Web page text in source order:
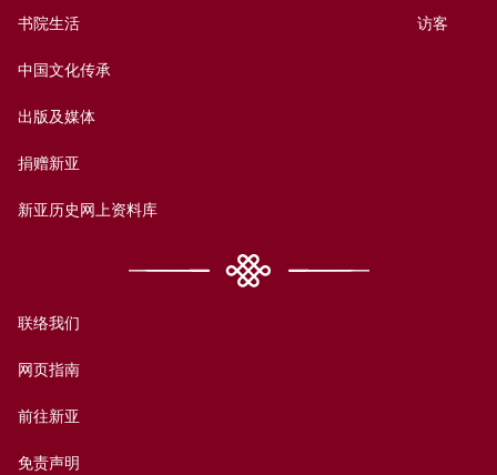
书院生活
中国文化传承
出版及媒体
捐赠新亚
新亚历史网上资料库
访客
联络我们
网页指南
前往新亚
免责声明